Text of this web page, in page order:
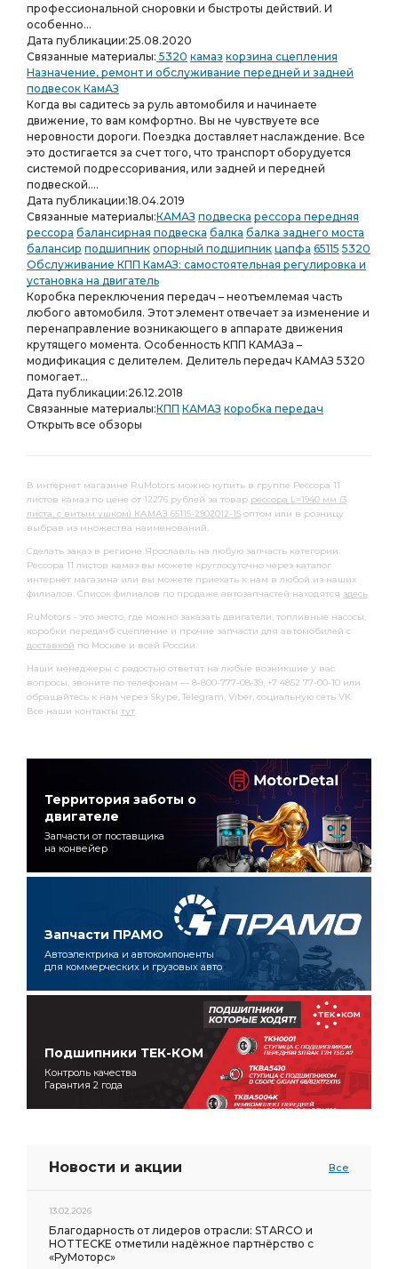
профессиональной сноровки и быстроты действий. И
особенно...
Дата публикации:25.08.2020
Связанные материалы: 5320 камаз корзина сцепления
Назначение, ремонт и обслуживание передней и задней
подвесок КамАЗ
Когда вы садитесь за руль автомобиля и начинаете
движение, то вам комфортно. Вы не чувствуете все
неровности дороги. Поездка доставляет наслаждение. Все
это достигается за счет того, что транспорт оборудуется
системой подрессоривания, или задней и передней
подвеской....
Дата публикации:18.04.2019
Связанные материалы:КАМАЗ подвеска рессора передняя
рессора балансирная подвеска балка балка заднего моста
балансир подшипник опорный подшипник цапфа 65115 5320
Обслуживание КПП КамАЗ: самостоятельная регулировка и
установка на двигатель
Коробка переключения передач – неотъемлемая часть
любого автомобиля. Этот элемент отвечает за изменение и
перенаправление возникающего в аппарате движения
крутящего момента. Особенность КПП КАМАЗа –
модификация с делителем. Делитель передач КАМАЗ 5320
помогает...
Дата публикации:26.12.2018
Связанные материалы:КПП КАМАЗ коробка передач
Открыть все обзоры
В интернет магазине RuMotors можно купить в группе Рессора 11
листов камаз по цене от 12276 рублей за товар рессора L=1940 мм (3
листа, с витым ушком) КАМАЗ 65115-2902012-15 оптом или в розницу
выбрав из множества наименований.
Сделать заказ в регионе Ярославль на любую запчасть категории
Рессора 11 листов камаз вы можете круглосуточно через каталог
интернет магазина или вы можете приехать к нам в любой из наших
филиалов. Список филиалов по продаже автозапчастей находятся здесь.
RuMotors - это место, где можно заказать двигатели, топливные насосы,
коробки передачб сцепление и прочие запчасти для автомобилей с
доставкой по Москве и всей России.
Наши менеджеры с радостью ответят на любые возникшие у вас
вопросы, звоните по телефонам — 8-800-777-08-39, +7 4852 77-00-10 или
обращайтесь к нам через Skype, Telegram, Viber, социальную сеть VK.
Все наши контакты тут.
Территория заботы о
двигателе
Запчасти от поставщика
на конвейер
Запчасти ПРАМО
Автоэлектрика и автокомпоненты
для коммерческих и грузовых авто
Подшипники ТЕК-КОМ
Контроль качества
Гарантия 2 года
Новости и акции Все
13.02.2026
Благодарность от лидеров отрасли: STARCO и
HOTTECKE отметили надёжное партнёрство с
«РуМоторс»